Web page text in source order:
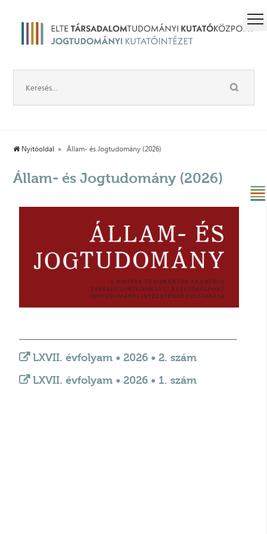
Nyitóoldal Állam- és Jogtudomány (2026)
Állam- és Jogtudomány (2026)
LXVII. évfolyam • 2026 • 2. szám
LXVII. évfolyam • 2026 • 1. szám